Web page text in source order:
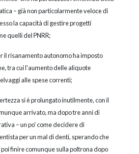
– già non particolarmente veloce di
la capacità di gestire progetti
quelli del PNRR;
il risanamento autonomo ha imposto
tra cui l'aumento delle aliquote
alle spese correnti;
si è prolungato inutilmente, con il
arrivato, ma dopo tre anni di
– un po' come decidere di
per un mal di denti, sperando che
poi finire comunque sulla poltrona dopo